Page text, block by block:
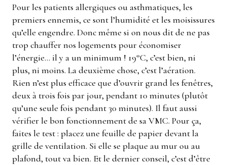
Pour les patients allergiques ou asthmatiques, les
premiers ennemis, ce sont l’humidité et les moisissures
qu’elle engendre. Donc même si on nous dit de ne pas
trop chauffer nos logements pour économiser
l’énergie… il y a un minimum ! 19°C, c’est bien, ni
plus, ni moins. La deuxième chose, c’est l’aération.
Rien n’est plus efficace que d’ouvrir grand les fenêtres,
deux à trois fois par jour, pendant 10 minutes (plutôt
qu’une seule fois pendant 30 minutes). Il faut aussi
vérifier le bon fonctionnement de sa VMC. Pour ça,
faites le test : placez une feuille de papier devant la
grille de ventilation. Si elle se plaque au mur ou au
plafond, tout va bien. Et le dernier conseil, c’est d’être